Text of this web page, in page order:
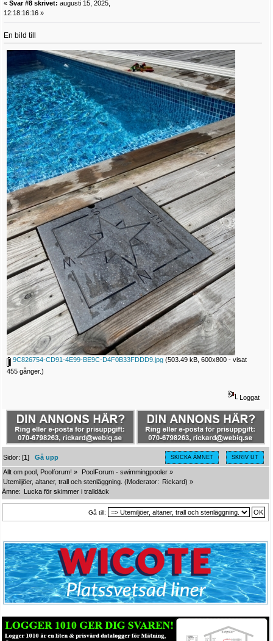
« Svar #8 skrivet: augusti 15, 2025,
12:18:16:16 »
En bild till
9C826754-CD91-4E99-BE9C-D4F0B33FDDD9.jpg (503.49 kB, 600x800 - visat
455 gånger.)
Loggat
SKICKA ÄMNET SKRIV UT
Sidor: [1]Gå upp
Allt om pool, Poolforum! » PoolForum - swimmingpooler »
Utemiljöer, altaner, trall och stenläggning. (Moderator: Rickard) »
Ämne: Lucka för skimmer i tralldäck
Gå till: